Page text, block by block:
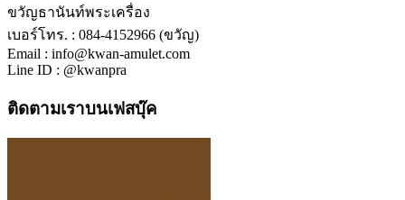
ขวัญธานันท์พระเครื่อง
เบอร์โทร. : 084-4152966 (ขวัญ)
Email : info@kwan-amulet.com
Line ID : @kwanpra
ติดตามเราบนเฟสบุ๊ค